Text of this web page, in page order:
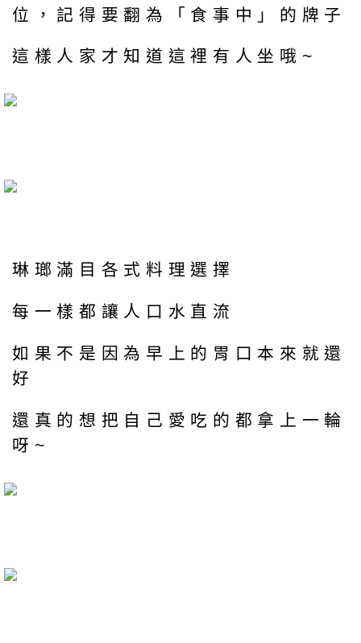
位，記得要翻為「食事中」的牌子
這樣人家才知道這裡有人坐哦~
琳瑯滿目各式料理選擇
每一樣都讓人口水直流
如果不是因為早上的胃口本來就還
好
還真的想把自己愛吃的都拿上一輪
呀~